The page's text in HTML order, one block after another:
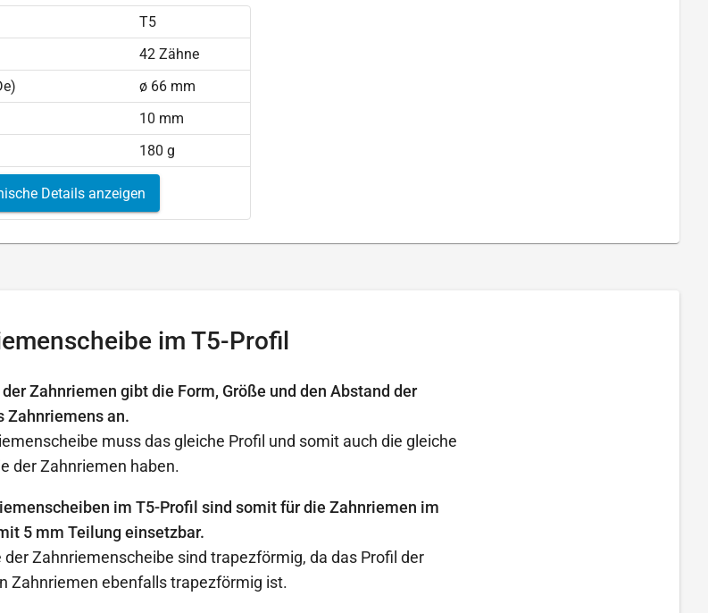
T5
42 Zähne
ø 66 mm
10 mm
180 g
Details anzeigen
im T5-Profil
Zahnriemen gibt die Form, Größe und den Abstand der
Zahnriemens an.
muss das gleiche Profil und somit auch die gleiche
der Zahnriemen haben.
im T5-Profil sind somit für die Zahnriemen im
5 mm Teilung einsetzbar.
der Zahnriemenscheibe sind trapezförmig, da das Profil der
Zahnriemen ebenfalls trapezförmig ist.